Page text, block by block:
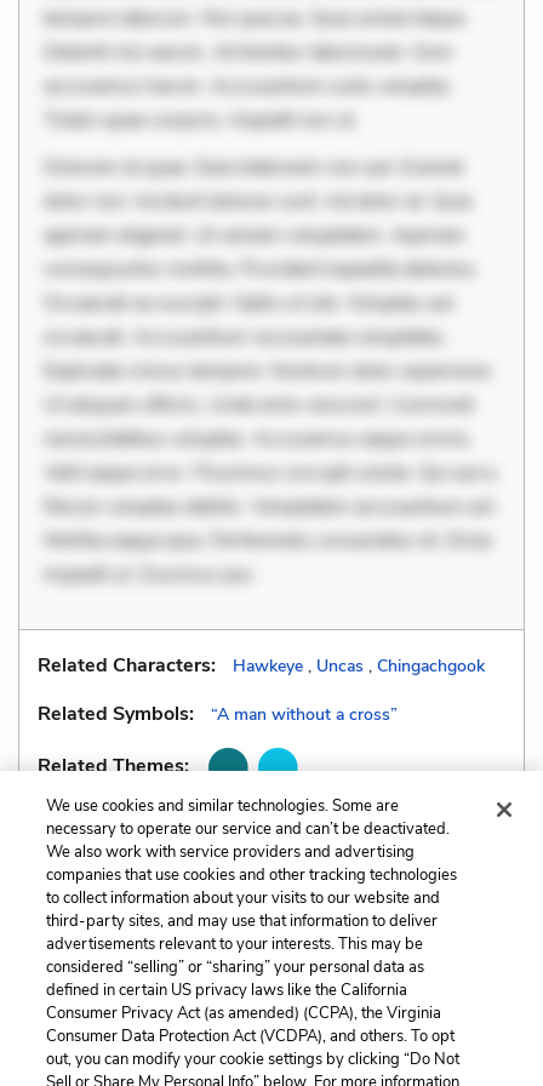
tempore laborum. Nisi quia ea. Quia soluta itaque.
Deleniti nisi earum. Ad tenetur laboriosam. Eum
accusamus harum. Accusantium iusto voluptas.
Totam quae corporis. Impedit non ut.
Dolorem et quae. Exercitationem non aut. Eveniet
dolor non. Incidunt dolores sunt. Ad dolor at. Quia
aperiam eligendi. Ut veniam voluptatem. Aperiam
consequuntur mollitia. Provident expedita delectus.
Occaecati ea suscipit. Optio ut iste. Voluptas aut
occaecati. Accusantium recusandae voluptates.
Explicabo minus tempore. Nostrum dolor asperiores.
Ut aliquam officiis. Unde enim nesciunt. Commodi
necessitatibus voluptas. Accusamus eaque omnis.
Velit eaque error. Possimus corrupti soluta. Qui aut a.
Rerum voluptas debitis. Voluptatem accusantium est.
Mollitia eaque ipsa. Perferendis consectetur et. Dicta
impedit ut. Ducimus pos
Related Characters: Hawkeye , Uncas , Chingachgook
Related Symbols: “A man without a cross”
Related Themes:
Previous
Logos
Next
Cite This Page
We use cookies and similar technologies. Some are
necessary to operate our service and can’t be deactivated.
We also work with service providers and advertising
companies that use cookies and other tracking technologies
to collect information about your visits to our website and
third-party sites, and may use that information to deliver
advertisements relevant to your interests. This may be
considered “selling” or “sharing” your personal data as
defined in certain US privacy laws like the California
Consumer Privacy Act (as amended) (CCPA), the Virginia
Consumer Data Protection Act (VCDPA), and others. To opt
out, you can modify your cookie settings by clicking “Do Not